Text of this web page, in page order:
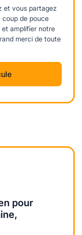
et vous partagez
coup de pouce
amplifier notre
merci de toute
pour